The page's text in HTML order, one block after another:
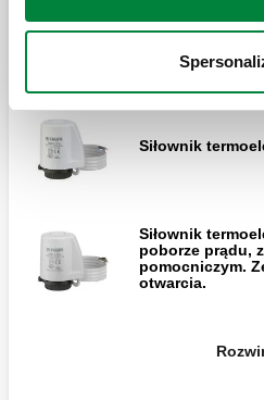
otwarciem i
Siłownik
Siłownik
Siłownik
poborze prądu,
pomocniczym.
otwarcia.
Siłownik